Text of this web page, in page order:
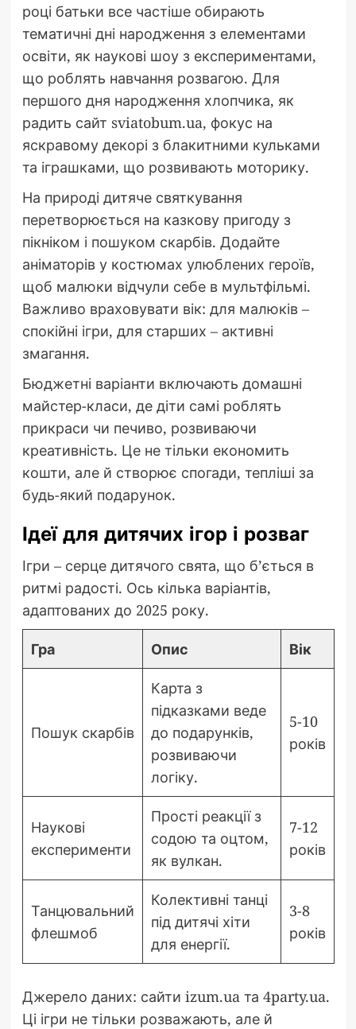
році батьки все частіше обирають
тематичні дні народження з елементами
освіти, як наукові шоу з експериментами,
що роблять навчання розвагою. Для
першого дня народження хлопчика, як
радить сайт sviatobum.ua, фокус на
яскравому декорі з блакитними кульками
та іграшками, що розвивають моторику.
На природі дитяче святкування
перетворюється на казкову пригоду з
пікніком і пошуком скарбів. Додайте
аніматорів у костюмах улюблених героїв,
щоб малюки відчули себе в мультфільмі.
Важливо враховувати вік: для малюків –
спокійні ігри, для старших – активні
змагання.
Бюджетні варіанти включають домашні
майстер-класи, де діти самі роблять
прикраси чи печиво, розвиваючи
креативність. Це не тільки економить
кошти, але й створює спогади, тепліші за
будь-який подарунок.
Ідеї для дитячих ігор і розваг
Ігри – серце дитячого свята, що б’ється в
ритмі радості. Ось кілька варіантів,
адаптованих до 2025 року.
Гра Опис Вік
Пошук скарбів
Карта з
підказками веде
до подарунків,
розвиваючи
логіку.
5-10
років
Наукові
експерименти
Прості реакції з
содою та оцтом,
як вулкан.
7-12
років
Танцювальний
флешмоб
Колективні танці
під дитячі хіти
для енергії.
3-8
років
Джерело даних: сайти izum.ua та 4party.ua.
Ці ігри не тільки розважають, але й